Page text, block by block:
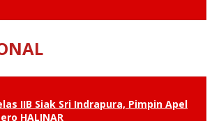
IIB Siak Sri Indrapura, Pimpin Apel
HALINAR